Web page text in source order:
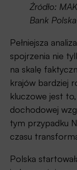
Źródło:
Bank Polska
Pełniejsza
spojrzenia nie
na skalę
krajów bardziej
kluczowe jest
dochodowej
tym przypadku
czasu
Polska